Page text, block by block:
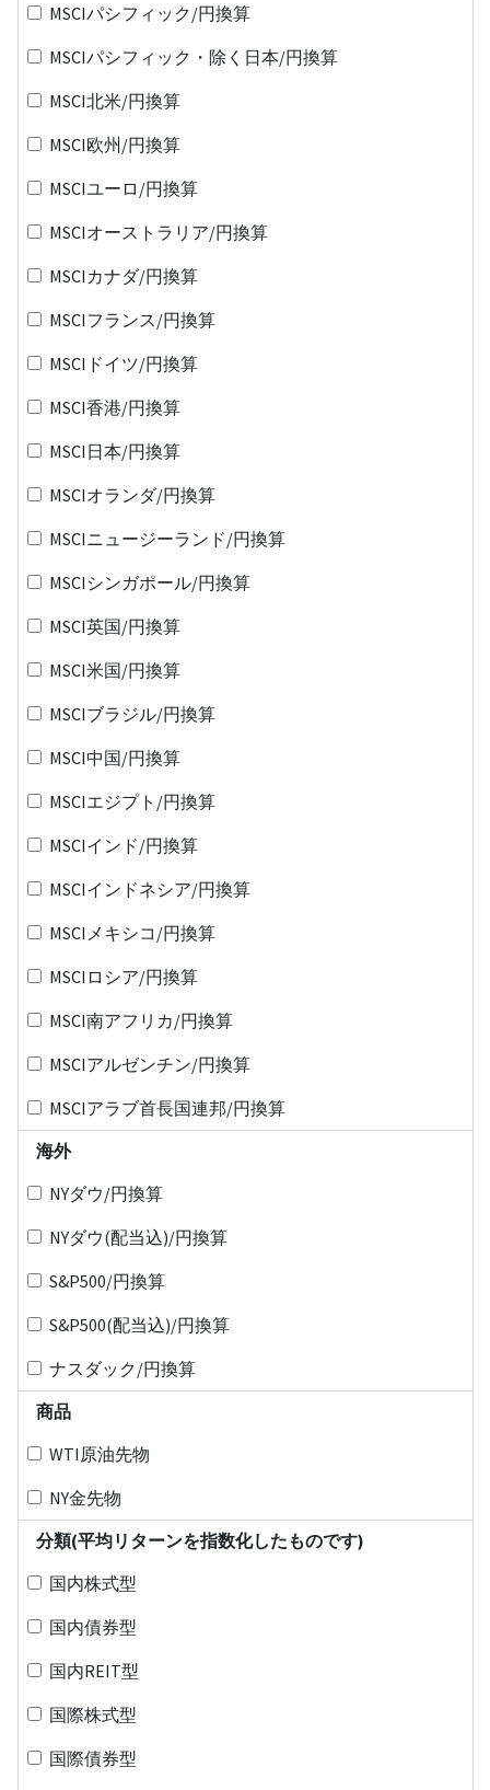
MSCIパシフィック/円換算
MSCIパシフィック・除く日本/円換算
MSCI北米/円換算
MSCI欧州/円換算
MSCIユーロ/円換算
MSCIオーストラリア/円換算
MSCIカナダ/円換算
MSCIフランス/円換算
MSCIドイツ/円換算
MSCI香港/円換算
MSCI日本/円換算
MSCIオランダ/円換算
MSCIニュージーランド/円換算
MSCIシンガポール/円換算
MSCI英国/円換算
MSCI米国/円換算
MSCIブラジル/円換算
MSCI中国/円換算
MSCIエジプト/円換算
MSCIインド/円換算
MSCIインドネシア/円換算
MSCIメキシコ/円換算
MSCIロシア/円換算
MSCI南アフリカ/円換算
MSCIアルゼンチン/円換算
MSCIアラブ首長国連邦/円換算
海外
NYダウ/円換算
NYダウ(配当込)/円換算
S&P500/円換算
S&P500(配当込)/円換算
ナスダック/円換算
商品
WTI原油先物
NY金先物
分類(平均リターンを指数化したものです)
国内株式型
国内債券型
国内REIT型
国際株式型
国際債券型